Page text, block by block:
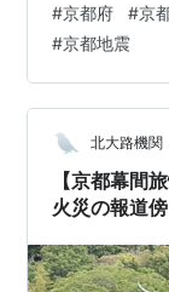
れるかもしれ
この堂宇は烈
視点で、少し
新幹線、リニ
陸新幹線京都
ない経路が決
#京都府 #京
#京都地震
北大路機関
【京都幕間
火災の報道